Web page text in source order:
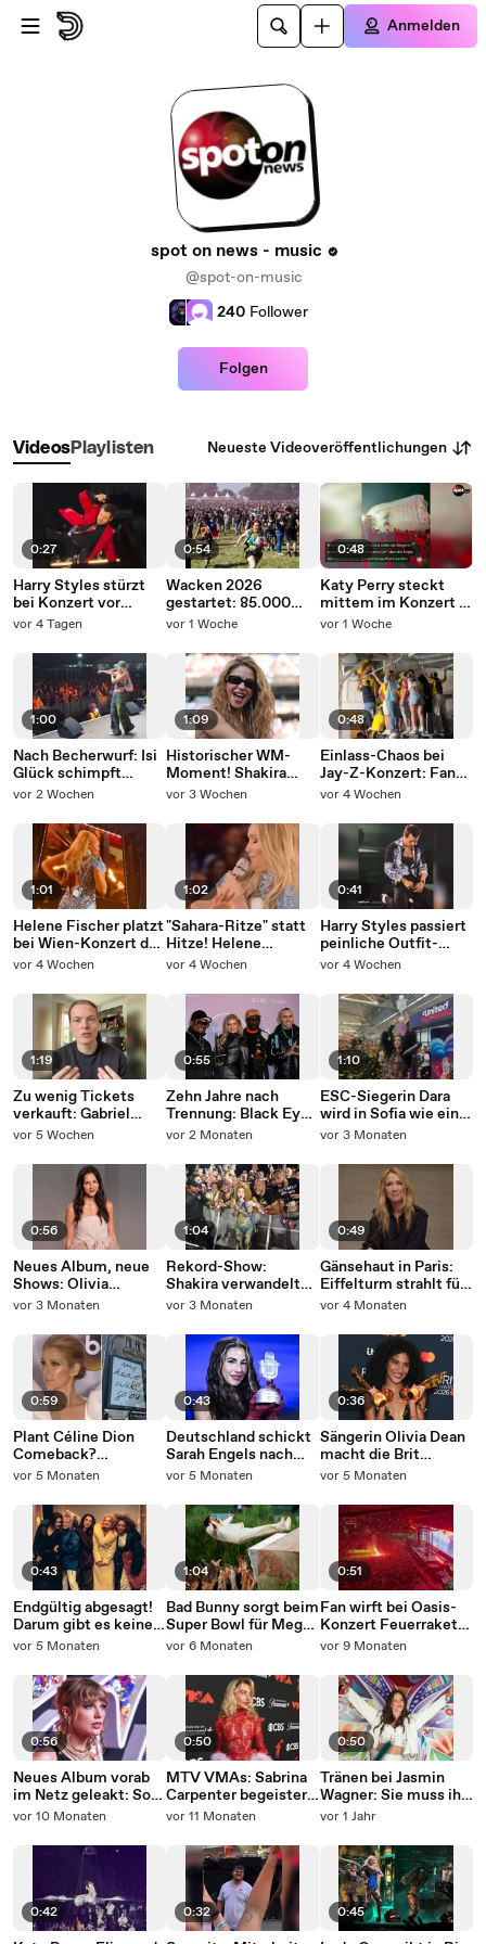
Zum Hauptinhalt springen
Anmelden
spot on news - music
@spot-on-music
240 Follower
Folgen
VideosPlaylisten Neueste Videoveröffentlichungen
0:27
Harry Styles stürzt
bei Konzert vor
kreischenden Fans
vor 4 Tagen
1:00
Nach Becherwurf: Isi
Glück schimpft
Konzertbesucher aus
vor 2 Wochen
1:01
Helene Fischer platzt
bei Wien-Konzert das
Kleid
vor 4 Wochen
1:19
Zu wenig Tickets
verkauft: Gabriel
Kelly muss Tour
vor 5 Wochen
0:56
Neues Album, neue
Shows: Olivia
Rodrigo geht ab 2026
vor 3 Monaten
0:59
Plant Céline Dion
Comeback?
Mysteriöse Plakate
Hoffnung
vor 5 Monaten
0:43
Endgültig abgesagt!
Darum gibt es keine
Jubiläumstour der
vor 5 Monaten
0:56
Neues Album vorab
im Netz geleakt: So
reagiert Taylor Swift
vor 10 Monaten
0:42
0:54
Wacken 2026
gestartet: 85.000
Metal-Fans stürmen
vor 1 Woche
1:09
Historischer WM-
Moment! Shakira
begeistert bei erster
vor 3 Wochen
1:02
"Sahara-Ritze" statt
Hitze! Helene
Fischers Patzer geht
vor 4 Wochen
0:55
Zehn Jahre nach
Trennung: Black Eyed
Peas bekommen
vor 2 Monaten
1:04
Rekord-Show:
Shakira verwandelt
Copacabana in
vor 3 Monaten
0:43
Deutschland schickt
Sarah Engels nach
Wien zum ESC 2026
vor 5 Monaten
1:04
Bad Bunny sorgt beim
Super Bowl für Mega-
Überraschungen
vor 6 Monaten
0:50
MTV VMAs: Sabrina
Carpenter begeistert
in durchsichtigem
vor 11 Monaten
0:32
0:48
Katy Perry steckt
mittem im Konzert in
riesiger Flasche fest
vor 1 Woche
0:48
Einlass-Chaos bei
Jay-Z-Konzert: Fans
stürmen
vor 4 Wochen
0:41
Harry Styles passiert
peinliche Outfit-
Panne auf der Bühne
vor 4 Wochen
1:10
ESC-Siegerin Dara
wird in Sofia wie ein
Superstar gefeiert
vor 3 Monaten
0:49
Gänsehaut in Paris:
Eiffelturm strahlt für
Céline Dion
vor 4 Monaten
0:36
Sängerin Olivia Dean
macht die Brit
Awards zu ihrem
vor 5 Monaten
0:51
Fan wirft bei Oasis-
Konzert Feuerrakete
in die Menge - Liam
vor 9 Monaten
0:50
Tränen bei Jasmin
Wagner: Sie muss ihr
Abschiedeskonzert
vor 1 Jahr
0:45